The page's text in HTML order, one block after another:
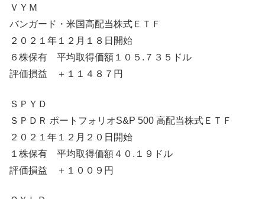
ＶＹＭ
バンガード・米国高配当株式ＥＴＦ
２０２１年１２月１８日開始
６株保有 平均取得価額１０５.７３５ドル
評価損益 ＋１１４８７円
ＳＰＹＤ
ＳＰＤＲ ポートフォリオS&P 500 高配当株式ＥＴＦ
２０２１年１２月２０日開始
１株保有 平均取得価額４０.１９ドル
評価損益 ＋１００９円